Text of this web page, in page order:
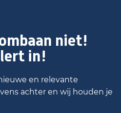
niet!
in!
en relevante
achter en wij houden je